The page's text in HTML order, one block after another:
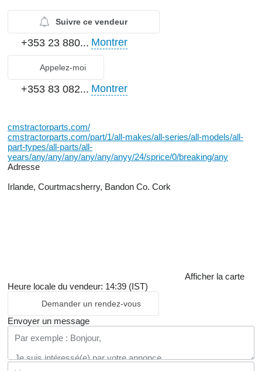
Suivre ce vendeur
+353 23 880... Montrer
Appelez-moi
+353 83 082... Montrer
cmstractorparts.com/
cmstractorparts.com/part/1/all-makes/all-series/all-models/all-
part-types/all-parts/all-
years/any/any/any/any/any/anyy/24/sprice/0/breaking/any
Adresse
Irlande, Courtmacsherry, Bandon Co. Cork
Afficher la carte
Heure locale du vendeur: 14:39 (IST)
Demander un rendez-vous
Envoyer un message